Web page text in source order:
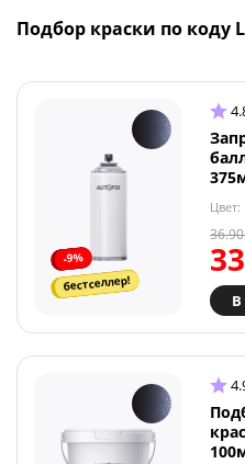
Подбор краски по коду
-9%
бестселлер!
Цвет:
36.90